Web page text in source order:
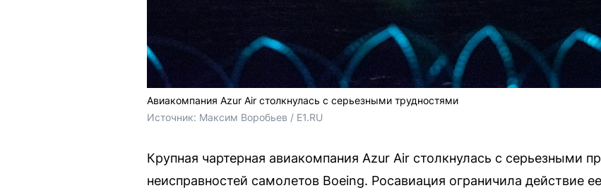
Авиакомпания Azur Air столкнулась с серьезными трудностями
Источник: Максим Воробьев / E1.RU
Крупная чартерная авиакомпания Azur Air столкнулась с серьезными
неисправностей самолетов Boeing. Росавиация ограничила действие